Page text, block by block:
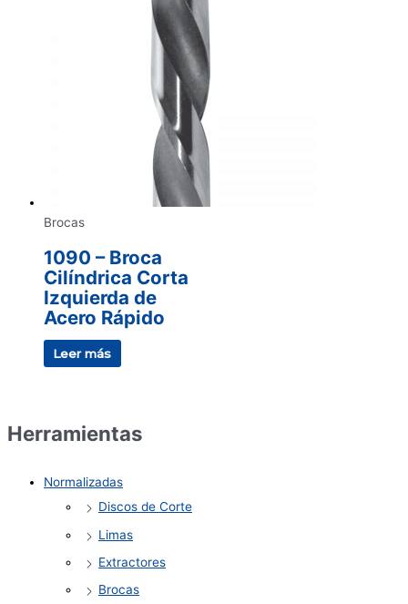
Brocas
1090 – Broca
Cilíndrica Corta
Izquierda de
Acero Rápido
Leer más
Herramientas
Normalizadas
Discos de Corte
Limas
Extractores
Brocas